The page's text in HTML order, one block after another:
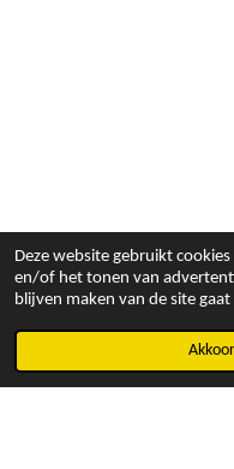
Deze website gebruikt
en/of het tonen van
blijven maken van de site